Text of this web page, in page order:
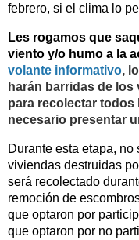
febrero, si el clima lo
Les rogamos que
viento y/o humo a la
volante informativo,
harán barridas de
para recolectar
necesario presentar
Durante esta etapa,
viviendas destruidas
será recolectado
remoción de
que optaron por
que optaron por no